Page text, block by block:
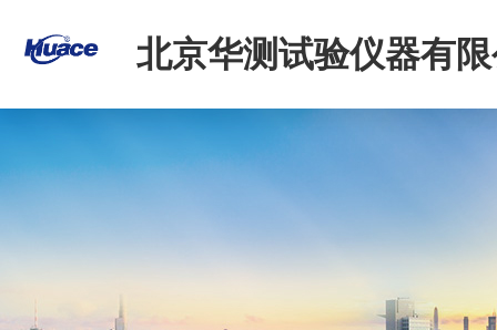
北京华测试验仪器有